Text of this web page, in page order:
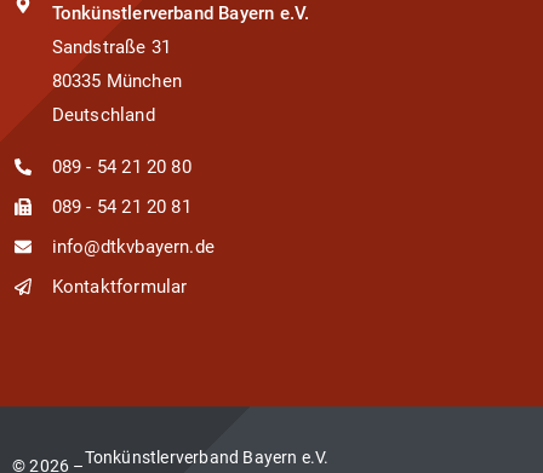
Tonkünstlerverband Bayern e.V.
Sandstraße 31
80335 München
Deutschland
089 - 54 21 20 80
089 - 54 21 20 81
info@dtkvbayern.de
Kontaktformular
© 2026 –Tonkünstlerverband Bayern e.V.